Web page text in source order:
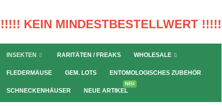
!!!!! KEIN MINDESTBESTELLWERT !!!!!
INSEKTEN RARITÄTEN / FREAKS WHOLESALE
FLEDERMÄUSE GEM. LOTS ENTOMOLOGISCHES ZUBEHÖR
SCHNECKENHÄUSER NEUE ARTIKEL
NEU